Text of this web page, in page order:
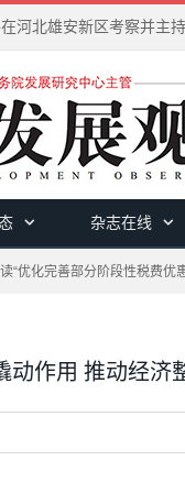
杂志在线
“优化完善部分阶段性税费优
动作用 推动经济